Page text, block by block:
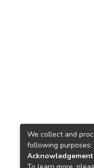
We collect and
following purposes: